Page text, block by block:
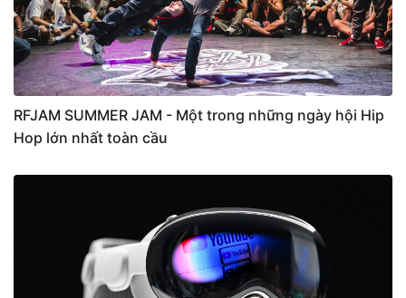
RFJAM SUMMER JAM - Một trong những ngày hội Hip
Hop lớn nhất toàn cầu